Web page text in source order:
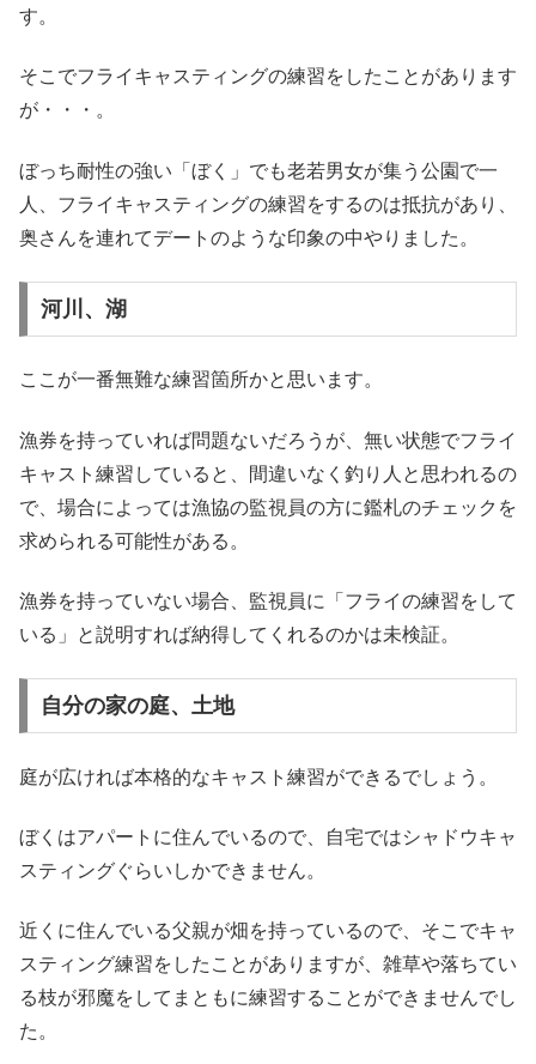
す。
そこでフライキャスティングの練習をしたことがあります
が・・・。
ぼっち耐性の強い「ぼく」でも老若男女が集う公園で一
人、フライキャスティングの練習をするのは抵抗があり、
奥さんを連れてデートのような印象の中やりました。
河川、湖
ここが一番無難な練習箇所かと思います。
漁券を持っていれば問題ないだろうが、無い状態でフライ
キャスト練習していると、間違いなく釣り人と思われるの
で、場合によっては漁協の監視員の方に鑑札のチェックを
求められる可能性がある。
漁券を持っていない場合、監視員に「フライの練習をして
いる」と説明すれば納得してくれるのかは未検証。
自分の家の庭、土地
庭が広ければ本格的なキャスト練習ができるでしょう。
ぼくはアパートに住んでいるので、自宅ではシャドウキャ
スティングぐらいしかできません。
近くに住んでいる父親が畑を持っているので、そこでキャ
スティング練習をしたことがありますが、雑草や落ちてい
る枝が邪魔をしてまともに練習することができませんでし
た。